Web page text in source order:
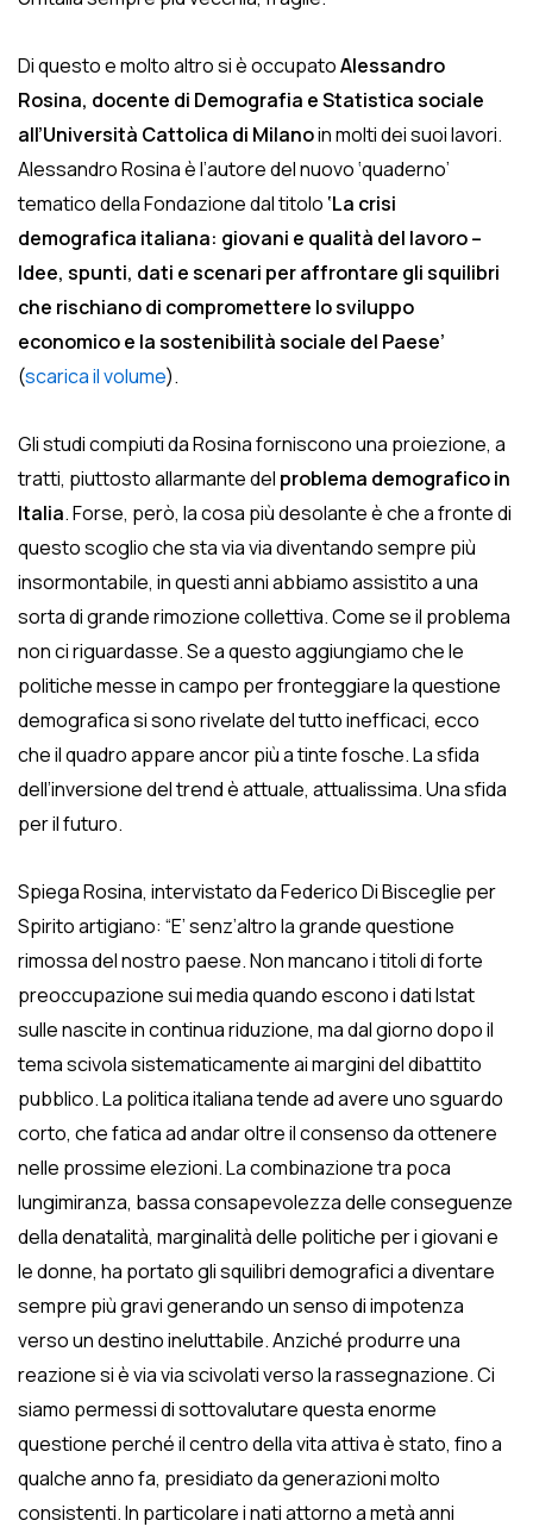
Di questo e molto altro si è occupatoAlessandro
Rosina, docente di Demografia e Statistica sociale
all’Università Cattolica di Milanoin molti dei suoi lavori.
Alessandro Rosina è l’autore del nuovo ‘quaderno’
tematico della Fondazione dal titolo ‘La crisi
demografica italiana: giovani e qualità del lavoro –
Idee, spunti, dati e scenari per affrontare gli squilibri
che rischiano di compromettere lo sviluppo
economico e la sostenibilità sociale del Paese’
(scarica il volume).
Gli studi compiuti da Rosina forniscono una proiezione, a
tratti, piuttosto allarmante del problema demografico in
Italia. Forse, però, la cosa più desolante è che a fronte di
questo scoglio che sta via via diventando sempre più
insormontabile, in questi anni abbiamo assistito a una
sorta di grande rimozione collettiva. Come se il problema
non ci riguardasse. Se a questo aggiungiamo che le
politiche messe in campo per fronteggiare la questione
demografica si sono rivelate del tutto inefficaci, ecco
che il quadro appare ancor più a tinte fosche. La sfida
dell’inversione del trend è attuale, attualissima. Una sfida
per il futuro.
Spiega Rosina, intervistato da Federico Di Bisceglie per
Spirito artigiano: “E’ senz’altro la grande questione
rimossa del nostro paese. Non mancano i titoli di forte
preoccupazione sui media quando escono i dati Istat
sulle nascite in continua riduzione, ma dal giorno dopo il
tema scivola sistematicamente ai margini del dibattito
pubblico. La politica italiana tende ad avere uno sguardo
corto, che fatica ad andar oltre il consenso da ottenere
nelle prossime elezioni. La combinazione tra poca
lungimiranza, bassa consapevolezza delle conseguenze
della denatalità, marginalità delle politiche per i giovani e
le donne, ha portato gli squilibri demografici a diventare
sempre più gravi generando un senso di impotenza
verso un destino ineluttabile. Anziché produrre una
reazione si è via via scivolati verso la rassegnazione. Ci
siamo permessi di sottovalutare questa enorme
questione perché il centro della vita attiva è stato, fino a
qualche anno fa, presidiato da generazioni molto
consistenti. In particolare i nati attorno a metà anni